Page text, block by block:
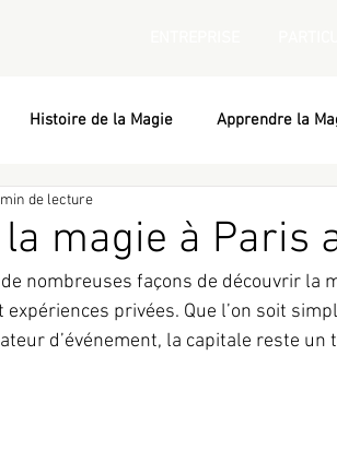
Histoire de la Magie Apprendre la
magie à Paris
de lecture
nombreuses façons de découvrir la
privées. Que l’on soit
d’événement, la capitale reste un